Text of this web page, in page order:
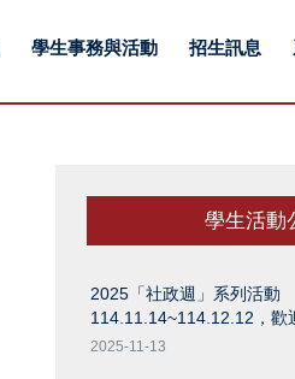
學生事務與活動 招生訊息
學生活動
2025「社政週」系列活動
114.11.14~114.12.12，歡
2025-11-13